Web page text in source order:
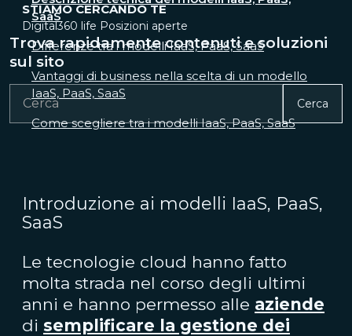
STIAMO CERCANDO TE
Digital360 life Posizioni aperte
Trova rapidamente contenuti e soluzioni
sul sito
Cerca
SaaS
Differenze tra i modelli IaaS, PaaS, SaaS
Vantaggi di business nella scelta di un modello
IaaS, PaaS, SaaS
Come scegliere tra i modelli IaaS, PaaS, SaaS
Introduzione ai modelli IaaS, PaaS,
SaaS
Le tecnologie cloud hanno fatto
molta strada nel corso degli ultimi
anni e hanno permesso alle aziende
di semplificare la gestione dei